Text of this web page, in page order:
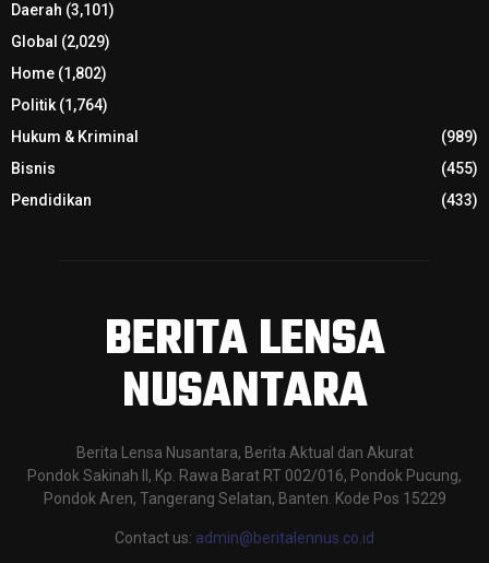
Daerah (3,101)
Global (2,029)
Home (1,802)
Politik(1,764)
Hukum & Kriminal
(989)
Bisnis
(455)
Pendidikan
(433)
BERITA LENSA
NUSANTARA
Berita Lensa Nusantara, Berita Aktual dan Akurat
Pondok Sakinah II, Kp. Rawa Barat RT 002/016, Pondok Pucung,
Pondok Aren, Tangerang Selatan, Banten. Kode Pos 15229
Contact us: admin@beritalennus.co.id